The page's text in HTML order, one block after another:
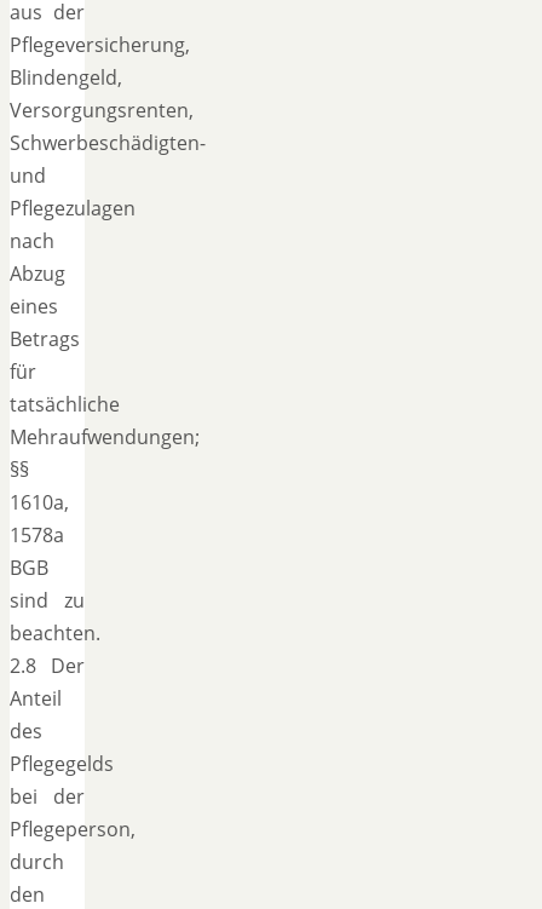
aus der
Pflegeversicherung,
Blindengeld,
Versorgungsrenten,
Schwerbeschädigten-
und
Pflegezulagen
nach
Abzug
eines
Betrags
für
tatsächliche
Mehraufwendungen;
§§
1610a,
1578a
BGB
sind zu
beachten.
2.8 Der
Anteil
des
Pflegegelds
bei der
Pflegeperson,
durch
den